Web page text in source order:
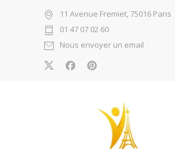
11 Avenue Fremiet, 75016 Paris
01 47 07 02 60
Nous envoyer un email